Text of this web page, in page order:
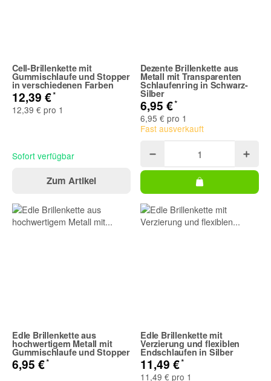
Cell-Brillenkette mit
Gummischlaufe und Stopper
in verschiedenen Farben
12,39 €*
12,39 € pro 1
Sofort verfügbar
Zum Artikel
Dezente Brillenkette aus
Metall mit Transparenten
Schlaufenring in Schwarz-
Silber
6,95 €*
6,95 € pro 1
Fast ausverkauft
Edle Brillenkette aus
hochwertigem Metall mit
Gummischlaufe und Stopper
6,95 €*
Edle Brillenkette mit
Verzierung und flexiblen
Endschlaufen in Silber
11,49 €*
11,49 € pro 1